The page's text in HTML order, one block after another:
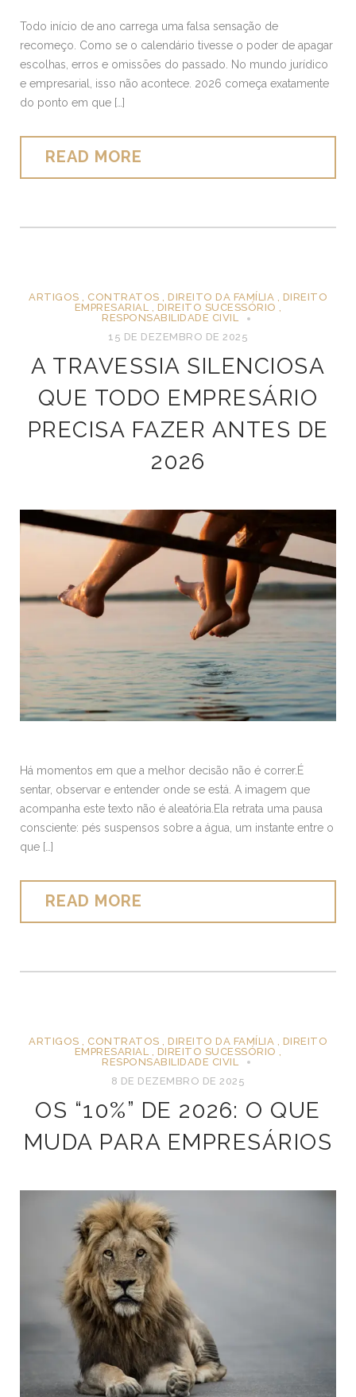
Todo início de ano carrega uma falsa sensação de
recomeço. Como se o calendário tivesse o poder de apagar
escolhas, erros e omissões do passado. No mundo jurídico
e empresarial, isso não acontece. 2026 começa exatamente
do ponto em que […]
READ MORE
ARTIGOS , CONTRATOS , DIREITO DA FAMÍLIA , DIREITO
EMPRESARIAL , DIREITO SUCESSÓRIO ,
RESPONSABILIDADE CIVIL
15 DE DEZEMBRO DE 2025
A TRAVESSIA SILENCIOSA
QUE TODO EMPRESÁRIO
PRECISA FAZER ANTES DE
2026
Há momentos em que a melhor decisão não é correr.É
sentar, observar e entender onde se está. A imagem que
acompanha este texto não é aleatória.Ela retrata uma pausa
consciente: pés suspensos sobre a água, um instante entre o
que […]
READ MORE
ARTIGOS CONTRATOS DIREITO DA FAMÍLIA
DIREITO
EMPRESARIAL
DIREITO SUCESSÓRIO
RESPONSABILIDADE CIVIL
8 DE DEZEMBRO DE 2025
OS “10%” DE 2026: O QUE
MUDA PARA EMPRESÁRIOS